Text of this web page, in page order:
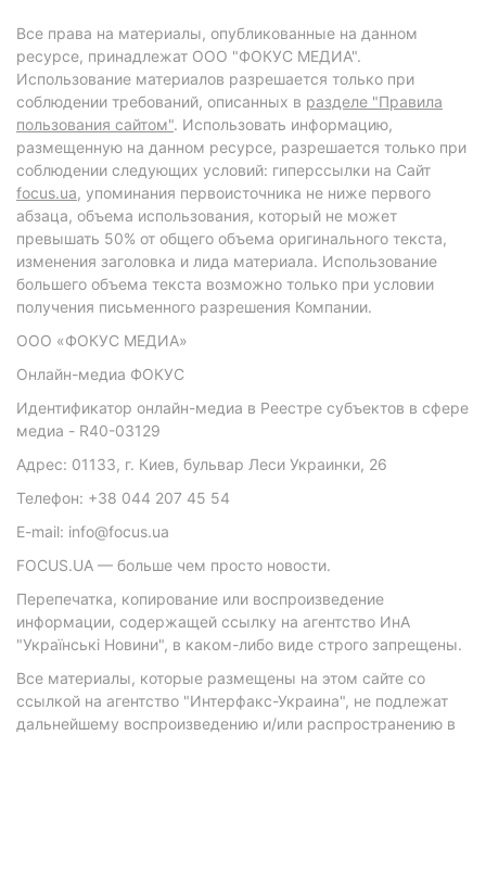
Все права на материалы, опубликованные на данном
ресурсе, принадлежат ООО "ФОКУС МЕДИА".
Использование материалов разрешается только при
соблюдении требований, описанных в разделе "Правила
пользования сайтом". Использовать информацию,
размещенную на данном ресурсе, разрешается только при
соблюдении следующих условий: гиперссылки на Сайт
focus.ua, упоминания первоисточника не ниже первого
абзаца, объема использования, который не может
превышать 50% от общего объема оригинального текста,
изменения заголовка и лида материала. Использование
большего объема текста возможно только при условии
получения письменного разрешения Компании.
ООО «ФОКУС МЕДИА»
Онлайн-медиа ФОКУС
Идентификатор онлайн-медиа в Реестре субъектов в сфере
медиа - R40-03129
Адрес: 01133, г. Киев, бульвар Леси Украинки, 26
Телефон: +38 044 207 45 54
E-mail: info@focus.ua
FOCUS.UA — больше чем просто новости.
Перепечатка, копирование или воспроизведение
информации, содержащей ссылку на агентство ИнА
"Українські Новини", в каком-либо виде строго запрещены.
Все материалы, которые размещены на этом сайте со
ссылкой на агентство "Интерфакс-Украина", не подлежат
дальнейшему воспроизведению и/или распространению в